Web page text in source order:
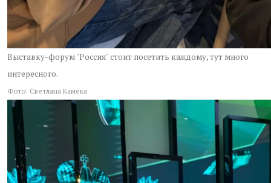
Выставку-форум "Россия" стоит посетить каждому, тут много
интересного.
Фото: Светлана Камека